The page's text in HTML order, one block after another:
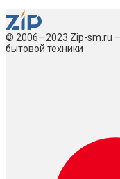
© 2006—2023 Zip-sm.ru
бытовой техники